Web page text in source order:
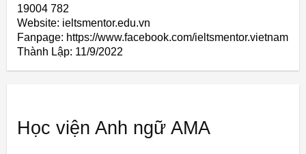
19004 782
Website: ieltsmentor.edu.vn
Fanpage: https://www.facebook.com/ieltsmentor.vietnam
Thành Lập: 11/9/2022
Học viện Anh ngữ AMA